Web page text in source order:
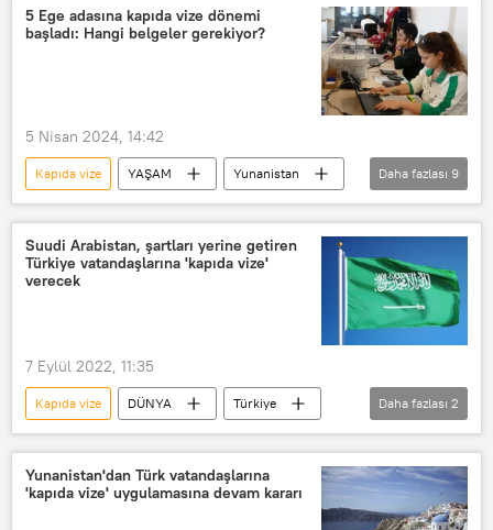
Kiryakos Miçotakis
Midilli
5 Ege adasına kapıda vize dönemi
başladı: Hangi belgeler gerekiyor?
5 Nisan 2024, 14:42
Kapıda vize YAŞAM
Yunanistan
Ege
Ege
Ege Bölgesi
Ege Denizi
Vize
Vize
Vize
vize başvuru Marmaris
Daha fazlası 9
Suudi Arabistan, şartları yerine getiren
Türkiye vatandaşlarına 'kapıda vize'
verecek
7 Eylül 2022, 11:35
Kapıda vize DÜNYA
Türkiye
Suudi Arabistan
Vize
Daha fazlası 2
Yunanistan'dan Türk vatandaşlarına
'kapıda vize' uygulamasına devam kararı